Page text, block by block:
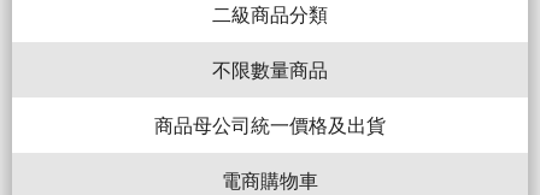
二級商品分類
不限數量商品
商品母公司統一價格及出貨
電商購物車